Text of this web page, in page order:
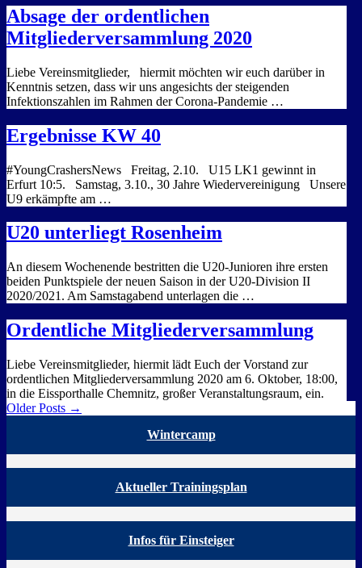
Absage der ordentlichen
Mitgliederversammlung 2020
Liebe Vereinsmitglieder, hiermit möchten wir euch darüber in
Kenntnis setzen, dass wir uns angesichts der steigenden
Infektionszahlen im Rahmen der Corona-Pandemie …
Ergebnisse KW 40
#YoungCrashersNews Freitag, 2.10. U15 LK1 gewinnt in
Erfurt 10:5. Samstag, 3.10., 30 Jahre Wiedervereinigung Unsere
U9 erkämpfte am …
U20 unterliegt Rosenheim
An diesem Wochenende bestritten die U20-Junioren ihre ersten
beiden Punktspiele der neuen Saison in der U20-Division II
2020/2021. Am Samstagabend unterlagen die …
Ordentliche Mitgliederversammlung
Liebe Vereinsmitglieder, hiermit lädt Euch der Vorstand zur
ordentlichen Mitgliederversammlung 2020 am 6. Oktober, 18:00,
in die Eissporthalle Chemnitz, großer Veranstaltungsraum, ein.
Older Posts →
Wintercamp
Aktueller Trainingsplan
Infos für Einsteiger